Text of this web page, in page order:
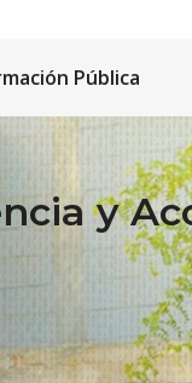
Pública
y